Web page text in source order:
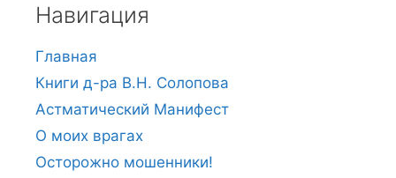
Навигация
Главная
Книги д-ра В.Н. Солопова
Астматический Манифест
О моих врагах
Осторожно мошенники!